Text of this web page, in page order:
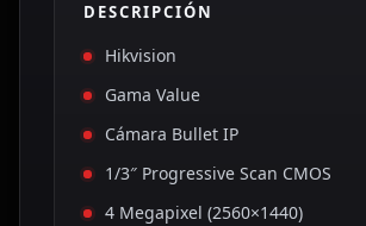
DESCRIPCIÓN
Hikvision
Gama Value
Cámara Bullet IP
1/3″ Progressive Scan CMOS
4 Megapixel (2560×1440)